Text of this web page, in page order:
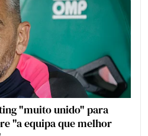
"muito unido" para
"a equipa que melhor